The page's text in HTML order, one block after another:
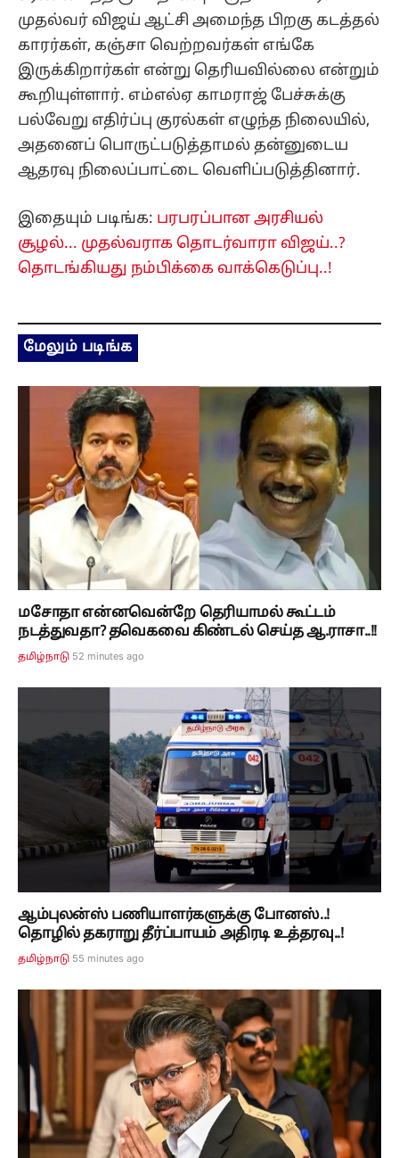
முதல்வர் விஜய் ஆட்சி அமைந்த பிறகு கடத்தல்
காரர்கள், கஞ்சா வெற்றவர்கள் எங்கே
இருக்கிறார்கள் என்று தெரியவில்லை என்றும்
கூறியுள்ளார். எம்எல்ஏ காமராஜ் பேச்சுக்கு
பல்வேறு எதிர்ப்பு குரல்கள் எழுந்த நிலையில்,
அதனைப் பொருட்படுத்தாமல் தன்னுடைய
ஆதரவு நிலைப்பாட்டை வெளிப்படுத்தினார்.
இதையும் படிங்க: பரபரப்பான அரசியல்
சூழல்... முதல்வராக தொடர்வாரா விஜய்..?
தொடங்கியது நம்பிக்கை வாக்கெடுப்பு..!
மேலும் படிங்க
மசோதா என்னவென்றே தெரியாமல் கூட்டம்
நடத்துவதா? தவெகவை கிண்டல் செய்த ஆ.ராசா..!!
தமிழ்நாடு 52 minutes ago
ஆம்புலன்ஸ் பணியாளர்களுக்கு போனஸ்..!
தொழில் தகராறு தீர்ப்பாயம் அதிரடி உத்தரவு..!
தமிழ்நாடு 55 minutes ago